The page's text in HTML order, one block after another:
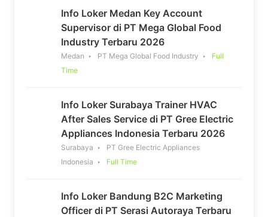
Info Loker Medan Key Account
Supervisor di PT Mega Global Food
Industry Terbaru 2026
Medan PT Mega Global Food Industry
Full
Time
Info Loker Surabaya Trainer HVAC
After Sales Service di PT Gree Electric
Appliances Indonesia Terbaru 2026
Surabaya
PT Gree Electric Appliances
Indonesia
Full Time
Info Loker Bandung B2C Marketing
Officer di PT Serasi Autoraya Terbaru